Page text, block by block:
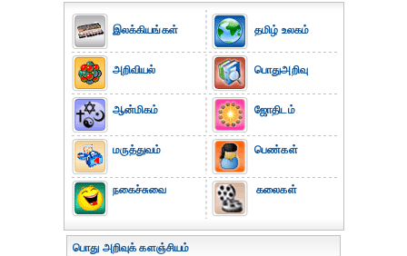
இலக்கியங்கள்
அறிவியல்
ஆன்மிகம்
மருத்துவம்
நகைச்சுவை
தமிழ் உலகம்
பொதுஅறிவு
ஜோதிடம்
பெண்கள்
கலைகள்
பொது அறிவுக் களஞ்சியம்